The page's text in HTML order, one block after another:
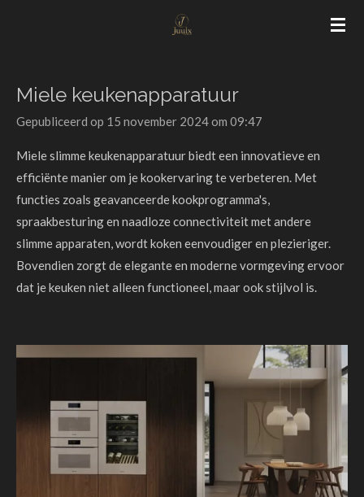
hoofdinhoud
Miele keukenapparatuur
Gepubliceerd op 15 november 2024 om 09:47
Miele slimme keukenapparatuur biedt een innovatieve en
efficiënte manier om je kookervaring te verbeteren. Met
functies zoals geavanceerde kookprogramma's,
spraakbesturing en naadloze connectiviteit met andere
slimme apparaten, wordt koken eenvoudiger en plezieriger.
Bovendien zorgt de elegante en moderne vormgeving ervoor
dat je keuken niet alleen functioneel, maar ook stijlvol is.